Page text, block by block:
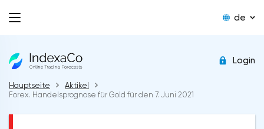
de
Login
Hauptseite
Aktikel
Forex. Handelsprognose für Gold für den 7. Juni 2021